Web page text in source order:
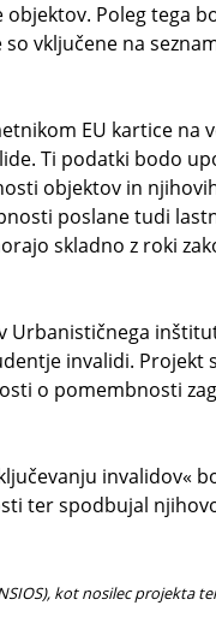
Poleg tega
vključene na
EU kartice na
Ti podatki bodo
objektov in
poslane tudi
skladno z roki
invalidi. Projekt
o pomembnosti
invalidov«
ter spodbujal
kot nosilec projekta